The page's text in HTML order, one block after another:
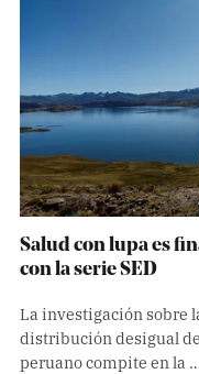
Salud con lupa es
con la serie SED
La investigación sobre
distribución desigual
peruano compite en la